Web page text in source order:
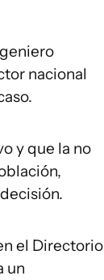
nacional
y que la no
el Directorio
un